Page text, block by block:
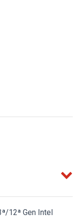
12ª Gen Intel